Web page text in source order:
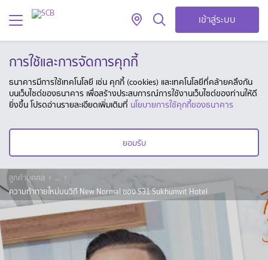
เข้าสู่ระบบ
การใช้และการจัดการคุกกี้
ธนาคารมีการใช้เทคโนโลยี เช่น คุกกี้ (cookies) และเทคโนโลยีที่คล้ายคลึงกัน
บนเว็บไซต์ของธนาคาร เพื่อสร้างประสบการณ์การใช้งานเว็บไซต์ของท่านให้ดี
ยิ่งขึ้น โปรดอ่านรายละเอียดเพิ่มเติมที่ นโยบายการใช้คุกกี้ของธนาคาร
ยอมรับ
ลูกค้าบุคคล
...
ความท้าทายใหม่บนวิถี New Normal ของ S31 Sukhumvit Hotel